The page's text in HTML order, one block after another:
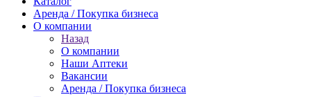
Аренда / Покупка бизнеса
О компании
Назад
О компании
Наши Аптеки
Вакансии
Аренда / Покупка бизнеса